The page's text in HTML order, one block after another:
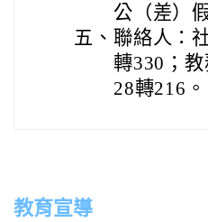
公（差）
五、 聯絡人：
轉330；
28轉216。
教育宣導